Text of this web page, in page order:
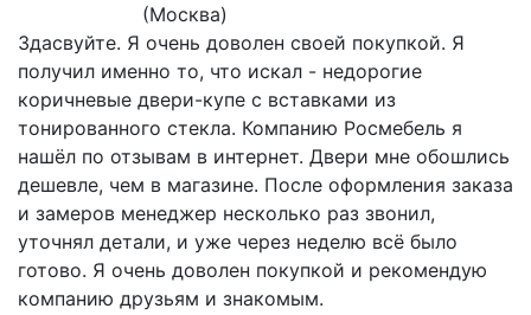
(Москва)
Здасвуйте. Я очень доволен своей покупкой. Я
получил именно то, что искал - недорогие
коричневые двери-купе с вставками из
тонированного стекла. Компанию Росмебель я
нашёл по отзывам в интернет. Двери мне обошлись
дешевле, чем в магазине. После оформления заказа
и замеров менеджер несколько раз звонил,
уточнял детали, и уже через неделю всё было
готово. Я очень доволен покупкой и рекомендую
компанию друзьям и знакомым.